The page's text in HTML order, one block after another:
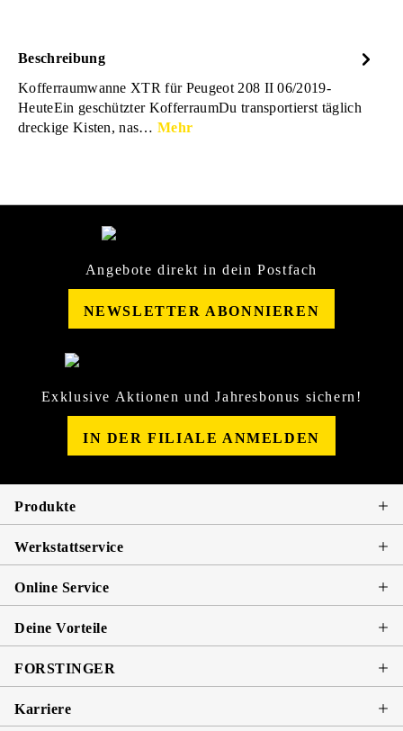
Beschreibung
Kofferraumwanne XTR für Peugeot 208 II 06/2019-
HeuteEin geschützter KofferraumDu transportierst täglich
dreckige Kisten, nas…Mehr
Angebote direkt in dein Postfach
NEWSLETTER ABONNIEREN
Exklusive Aktionen und Jahresbonus sichern!
IN DER FILIALE ANMELDEN
Produkte
Werkstattservice
Online Service
Deine Vorteile
FORSTINGER
Karriere